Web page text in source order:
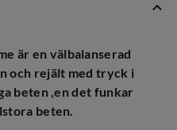
är en välbalanserad
och rejält med tryck i
beten ,en det funkar
beten.